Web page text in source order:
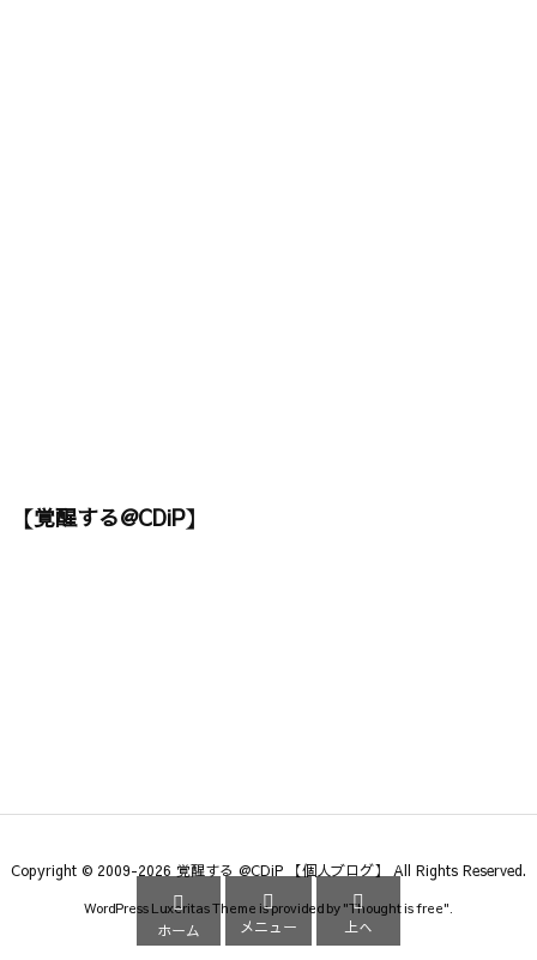
【覚醒する@CDiP】
Copyright © 2009-2026 覚醒する @CDiP 【個人ブログ】 All Rights Reserved.
WordPress Luxeritas Theme is provided by "Thought is free".

ホーム

メニュー

上へ